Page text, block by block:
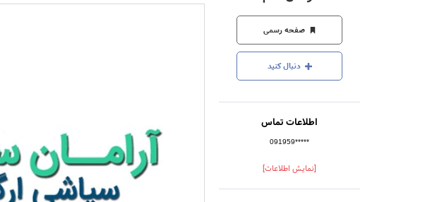
سازمان‌ها
و
روابط
عمومی‌ها
صفحه رسمی
دنبال کنید
اطلاعات تماس
091959*****
[نمایش اطلاعات]